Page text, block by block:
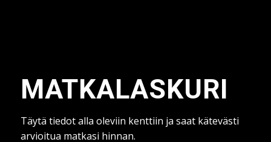
MATKALASKURI
Täytä tiedot alla oleviin kenttiin ja saat kätevästi
arvioitua matkasi hinnan.